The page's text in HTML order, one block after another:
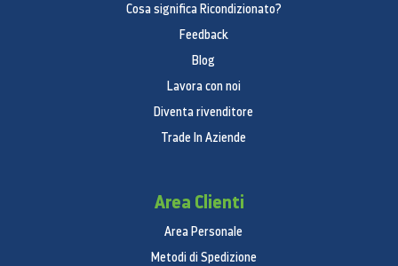
Cosa significa Ricondizionato?
Feedback
Blog
Lavora con noi
Diventa rivenditore
Trade In Aziende
Area Clienti
Area Personale
Metodi di Spedizione